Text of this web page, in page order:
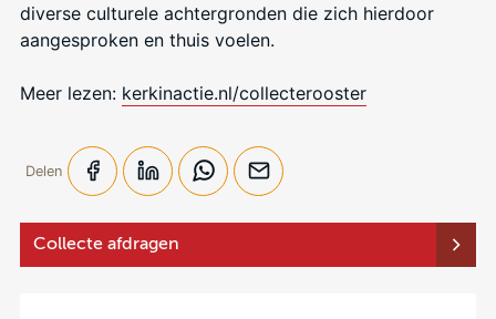
Collecte afdragen
diverse culturele achtergronden die zich hierdoor
aangesproken en thuis voelen.
Meer lezen: kerkinactie.nl/collecterooster
Delen